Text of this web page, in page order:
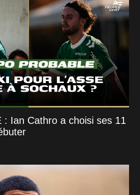
: Ian Cathro a choisi ses 11